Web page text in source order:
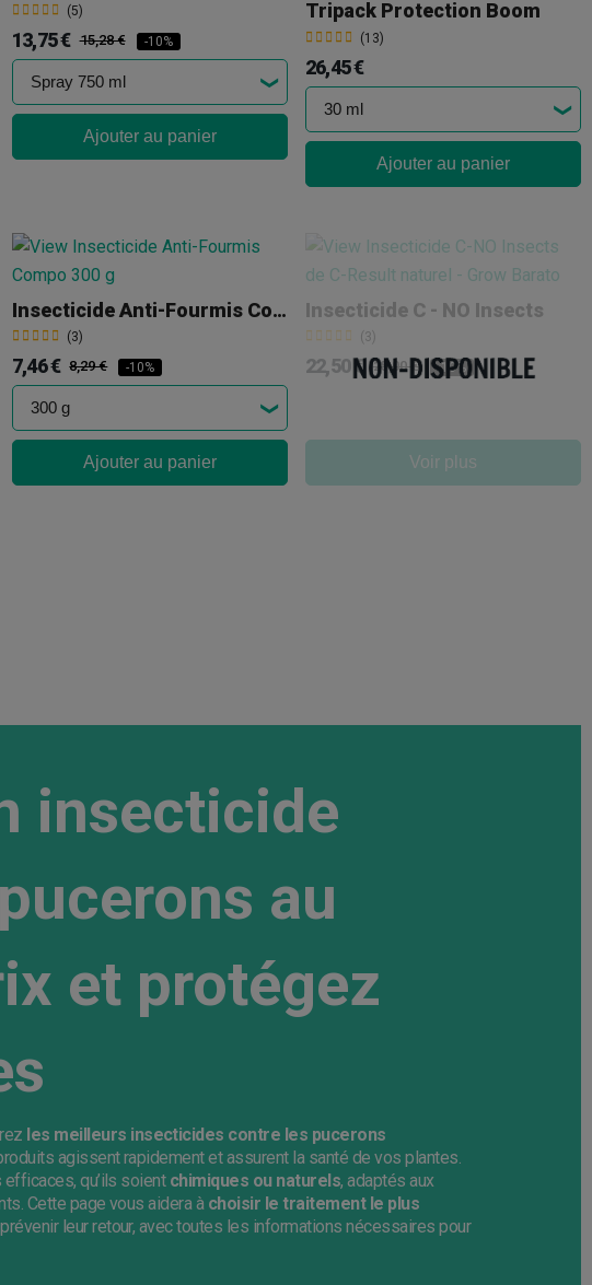
(5)
13,75 € 15,28 € -10%
Ajouter au panier
Tripack Protection Boom
(13)
26,45 €
Ajouter au panier
Insecticide Anti-Fourmis Compo
(3)
7,46 € 8,29 € -10%
Ajouter au panier
Insecticide C - NO Insects
(3)
22,50 € 25,00 € -10%
Voir plus
insecticide
au
et protégez
les meilleurs insecticides contre les pucerons
agissent rapidement et assurent la santé de vos plantes.
qu’ils soient chimiques ou naturels, adaptés aux
Cette page vous aidera à choisir le traitement le plus
leur retour, avec toutes les informations nécessaires pour